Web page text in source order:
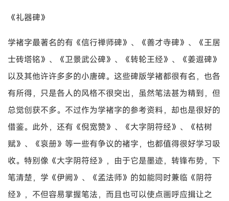
《礼器碑》
学褚字最著名的有《信行禅师碑》、《善才寺碑》、《王居
士砖塔铭》、《卫景武公碑》、《转轮王经》、《姜遐碑》
以及其他许许多多的小唐碑。这些碑版学褚都很有名，也各
有所得，只是各人的风格不很突出，虽然笔法甚为精到，但
总觉创获不多。不过作为学褚字的参考资料，却也是很好的
借鉴。此外，还有《倪宽赞》、《大字阴符经》、《枯树
赋》、《哀册》等一些有争议的褚字，也都值得很好学习吸
收。特别像《大字阴符经》，由于它是墨迹，转锋布势，下
笔清楚，学《伊阙》、《孟法师》的如能同时兼临《阴符
经》，不但容易掌握笔法，而且也可以使点画呼应揖让之